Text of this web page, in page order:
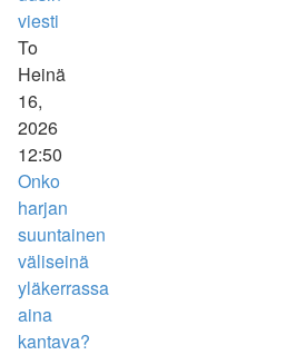
viesti
To
Heinä
16,
2026
12:50
Onko
harjan
suuntainen
väliseinä
yläkerrassa
aina
kantava?